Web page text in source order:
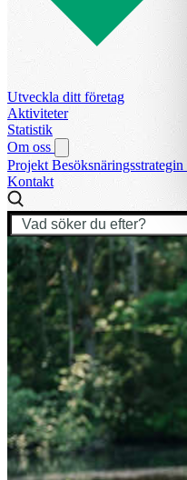
Utveckla ditt företag
Aktiviteter
Statistik
Om oss
Projekt Besöksnäringsstrategin
Kontakt